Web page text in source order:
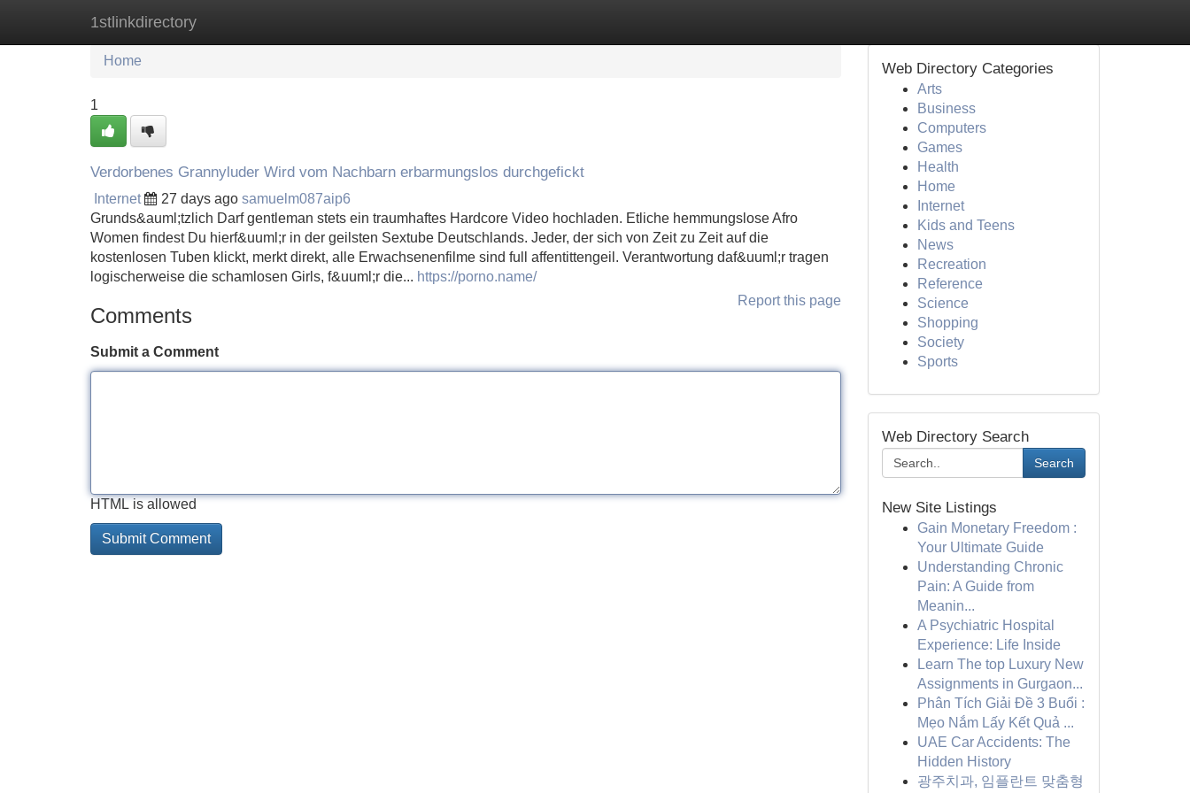
1stlinkdirectory
Home New Site Listings
Home
1
Verdorbenes Grannyluder Wird vom Nachbarn erbarmungslos durchgefickt
Internet 27 days ago samuelm087aip6
Grunds&auml;tzlich Darf gentleman stets ein traumhaftes Hardcore Video hochladen. Etliche hemmungslose Afro
Women findest Du hierf&uuml;r in der geilsten Sextube Deutschlands. Jeder, der sich von Zeit zu Zeit auf die
kostenlosen Tuben klickt, merkt direkt, alle Erwachsenenfilme sind full affentittengeil. Verantwortung daf&uuml;r tragen
logischerweise die schamlosen Girls, f&uuml;r die... https://porno.name/
Report this page
Comments
Submit a Comment
HTML is allowed
Web Directory Categories
Arts
Business
Computers
Games
Health
Home
Internet
Kids and Teens
News
Recreation
Reference
Science
Shopping
Society
Sports
Web Directory Search
Search
New Site Listings
Gain Monetary Freedom :
Your Ultimate Guide
Understanding Chronic
Pain: A Guide from
Meanin...
A Psychiatric Hospital
Experience: Life Inside
Learn The top Luxury New
Assignments in Gurgaon...
Phân Tích Giải Đề 3 Buổi :
Mẹo Nắm Lấy Kết Quả ...
UAE Car Accidents: The
Hidden History
광주치과, 임플란트 맞춤형